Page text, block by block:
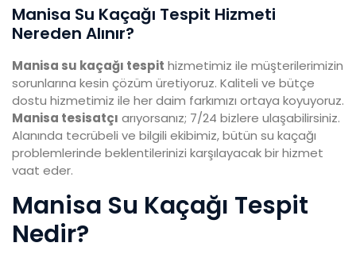
Manisa Su Kaçağı Tespit Hizmeti
Nereden Alınır?
Manisa su kaçağı tespit hizmetimiz ile müşterilerimizin
sorunlarına kesin çözüm üretiyoruz. Kaliteli ve bütçe
dostu hizmetimiz ile her daim farkımızı ortaya koyuyoruz.
Manisa tesisatçı arıyorsanız; 7/24 bizlere ulaşabilirsiniz.
Alanında tecrübeli ve bilgili ekibimiz, bütün su kaçağı
problemlerinde beklentilerinizi karşılayacak bir hizmet
vaat eder.
Manisa Su Kaçağı Tespit
Nedir?